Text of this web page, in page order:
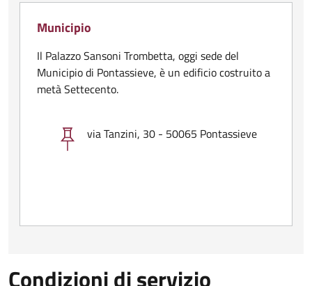
Municipio
Il Palazzo Sansoni Trombetta, oggi sede del
Municipio di Pontassieve, è un edificio costruito a
metà Settecento.
via Tanzini, 30 - 50065 Pontassieve
Condizioni di servizio